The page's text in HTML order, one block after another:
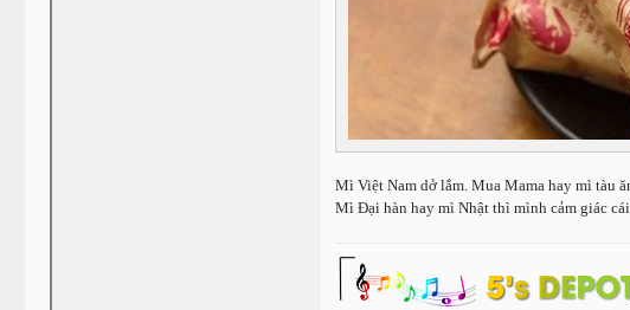
Mì Việt Nam dở lắm. Mua Mama hay mì tàu
Mì Đại hàn hay mì Nhật thì mình cảm giác